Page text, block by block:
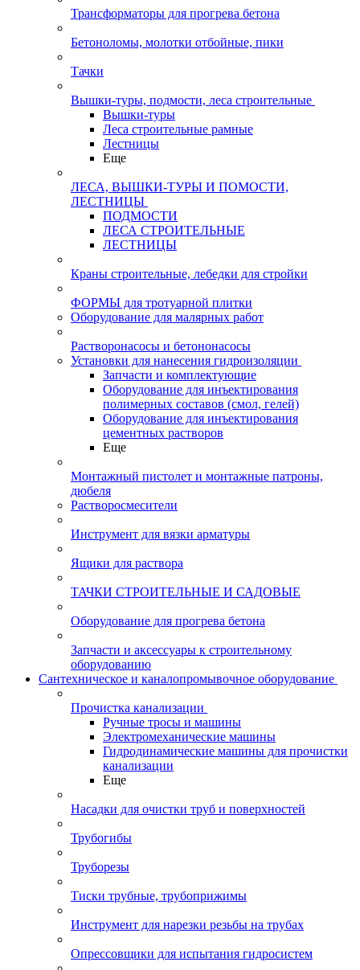
Трансформаторы для прогрева бетона
Бетоноломы, молотки отбойные, пики
Тачки
Вышки-туры, подмости, леса строительные
Вышки-туры
Леса строительные рамные
Лестницы
Еще
ЛЕСА, ВЫШКИ-ТУРЫ И ПОМОСТИ,
ЛЕСТНИЦЫ
ПОДМОСТИ
ЛЕСА СТРОИТЕЛЬНЫЕ
ЛЕСТНИЦЫ
Краны строительные, лебедки для стройки
ФОРМЫ для тротуарной плитки
Оборудование для малярных работ
Растворонасосы и бетононасосы
Установки для нанесения гидроизоляции
Запчасти и комплектующие
Оборудование для инъектирования
полимерных составов (смол, гелей)
Оборудование для инъектирования
цементных растворов
Еще
Монтажный пистолет и монтажные патроны,
дюбеля
Растворосмесители
Инструмент для вязки арматуры
Ящики для раствора
ТАЧКИ СТРОИТЕЛЬНЫЕ И САДОВЫЕ
Оборудование для прогрева бетона
Запчасти и аксессуары к строительному
оборудованию
Сантехническое и каналопромывочное оборудование
Прочистка канализации
Ручные тросы и машины
Электромеханические машины
Гидродинамические машины для прочистки
канализации
Еще
Насадки для очистки труб и поверхностей
Трубогибы
Труборезы
Тиски трубные, трубоприжимы
Инструмент для нарезки резьбы на трубах
Опрессовщики для испытания гидросистем